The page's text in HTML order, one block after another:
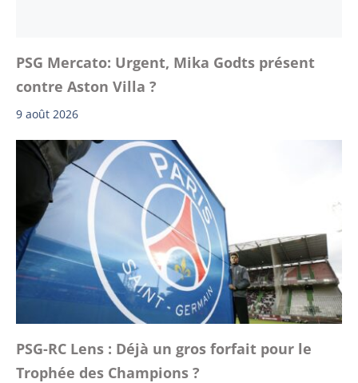
PSG Mercato: Urgent, Mika Godts présent
contre Aston Villa ?
9 août 2026
PSG-RC Lens : Déjà un gros forfait pour le
Trophée des Champions ?